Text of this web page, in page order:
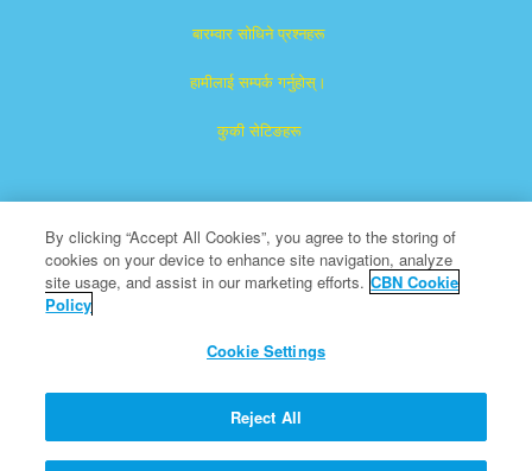
बारम्वार साेधिने प्रश्नहरू
हामीलाई सम्पर्क गर्नुहोस्।
कुकी सेटिङहरू
सुपरबुक द ख्रीष्टियन ब्रोडकास्टिङ नेटवर्क, Inc ले दर्ता गरिएको ट्रेडमार्क हो।
सर्वाधिकार सुरक्षित
सिबिएन को बारेमा
प्रतिलिपि अधिकार ख्रीष्टियन ब्रोडकास्टिङ् नेटवर्क
By clicking “Accept All Cookies”, you agree to the storing of
cookies on your device to enhance site navigation, analyze
site usage, and assist in our marketing efforts. CBN Cookie
Policy
Cookie Settings
Reject All